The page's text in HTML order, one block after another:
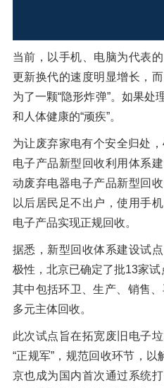
当前，以手机、电脑为代表
更新换代的速度明显增长，
为了一颗“隐形炸弹”。如果处
和人体健康的“顽疾”。
为让废弃家电有个安全归处
电子产品新型回收利用体系
动废弃电器电子产品新型回
以后居民足不出户，使用手
电子产品实现正规回收。
据悉，新型回收体系建设试
极性，北京已确定了批13家试
其中包括环卫、生产、销售
多元主体回收。
此次试点旨在拓宽废旧电子
“正规军”，规范回收环节，以
京也成为国内首次通过系统